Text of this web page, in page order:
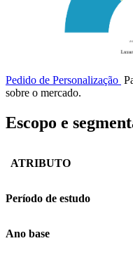
Pedido de Personalização
sobre o mercado.
Escopo e
ATRIBUTO
Período de estudo
Ano base